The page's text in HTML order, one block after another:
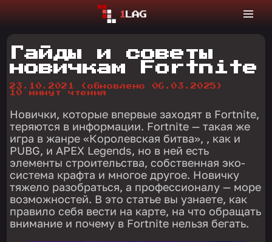
Гайды и советы
новичкам Fortnite
23.10.2021
(обновлено 06.03.2025)
10 минут чтения
Новички, которые впервые заходят в Fortnite,
теряются в информации. Fortnite — такая же
игра в жанре «Королевская битва», , как и
PUBG, и APEX Legends, но в ней есть
элементы строительства, собственная эко-
система крафта и многое другое. Новичку
тяжело разобраться, а профессионалу — море
возможностей. В это статье вы узнаете, как
правило себя вести на карте, на что обращать
внимание и почему в Fortnite нельзя бегать.